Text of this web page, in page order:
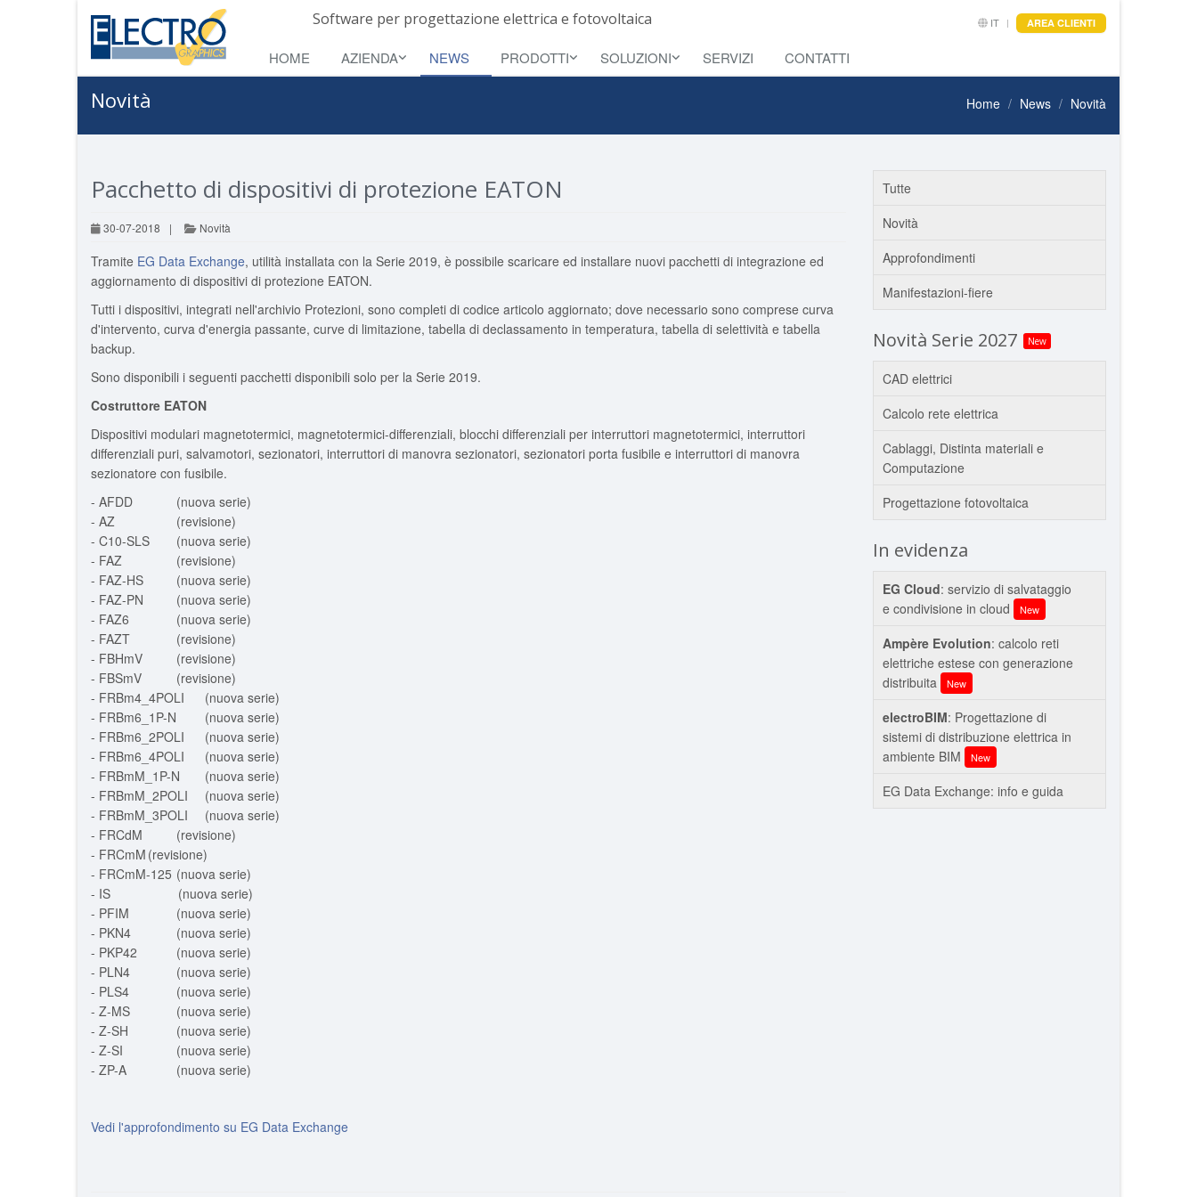
Software per progettazione elettrica e fotovoltaica IT AREA CLIENTI
HOME AZIENDA NEWS PRODOTTI SOLUZIONI SERVIZI CONTATTI
Novità Home News Novità
Pacchetto di dispositivi di protezione EATON
30-07-2018 | Novità
Tramite EG Data Exchange, utilità installata con la Serie 2019, è possibile scaricare ed installare nuovi pacchetti di integrazione ed
aggiornamento di dispositivi di protezione EATON.
Tutti i dispositivi, integrati nell'archivio Protezioni, sono completi di codice articolo aggiornato; dove necessario sono comprese curva
d'intervento, curva d'energia passante, curve di limitazione, tabella di declassamento in temperatura, tabella di selettività e tabella
backup.
Sono disponibili i seguenti pacchetti disponibili solo per la Serie 2019.
Costruttore EATON
Dispositivi modulari magnetotermici, magnetotermici-differenziali, blocchi differenziali per interruttori magnetotermici, interruttori
differenziali puri, salvamotori, sezionatori, interruttori di manovra sezionatori, sezionatori porta fusibile e interruttori di manovra
sezionatore con fusibile.
- AFDD
(nuova serie)
- AZ
(revisione)
- C10-SLS
(nuova serie)
- FAZ
(revisione)
- FAZ-HS
(nuova serie)
- FAZ-PN
(nuova serie)
- FAZ6
(nuova serie)
- FAZT
(revisione)
- FBHmV
(revisione)
- FBSmV
(revisione)
- FRBm4_4POLI
(nuova serie)
- FRBm6_1P-N
(nuova serie)
- FRBm6_2POLI
(nuova serie)
- FRBm6_4POLI
(nuova serie)
- FRBmM_1P-N
(nuova serie)
- FRBmM_2POLI
(nuova serie)
- FRBmM_3POLI
(nuova serie)
- FRCdM
(revisione)
- FRCmM (revisione)
- FRCmM-125 (nuova serie)
- IS (nuova serie)
- PFIM
(nuova serie)
- PKN4
(nuova serie)
- PKP42
(nuova serie)
- PLN4
(nuova serie)
- PLS4
(nuova serie)
- Z-MS
(nuova serie)
- Z-SH
(nuova serie)
- Z-SI
(nuova serie)
- ZP-A
(nuova serie)
Vedi l'approfondimento su EG Data Exchange
Tutte
Novità
Approfondimenti
Manifestazioni-fiere
Novità Serie 2027 New
CAD elettrici
Calcolo rete elettrica
Cablaggi, Distinta materiali e
Computazione
Progettazione fotovoltaica
In evidenza
EG Cloud: servizio di salvataggio
e condivisione in cloud
New
Ampère Evolution: calcolo reti
elettriche estese con generazione
distribuita
New
electroBIM: Progettazione di
sistemi di distribuzione elettrica in
ambiente BIM
New
EG Data Exchange: info e guida